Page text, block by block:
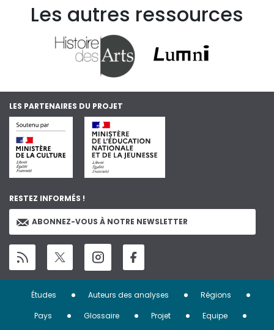
Les autres ressources
LES PARTENAIRES DU PROJET
RESTEZ INFORMÉS !
ABONNEZ-VOUS À NOTRE NEWSLETTER
Menu
Pied
Études Auteurs des analyses
Régions
Pays
Glossaire Projet Equipe